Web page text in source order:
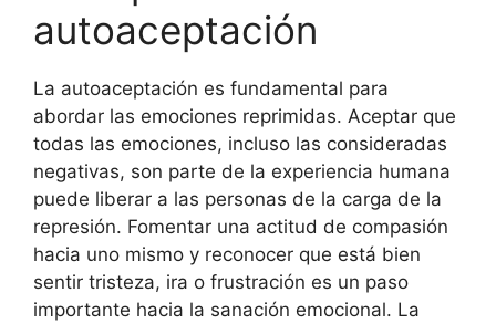
autoaceptación
La autoaceptación es fundamental para
abordar las emociones reprimidas. Aceptar que
todas las emociones, incluso las consideradas
negativas, son parte de la experiencia humana
puede liberar a las personas de la carga de la
represión. Fomentar una actitud de compasión
hacia uno mismo y reconocer que está bien
sentir tristeza, ira o frustración es un paso
importante hacia la sanación emocional. La